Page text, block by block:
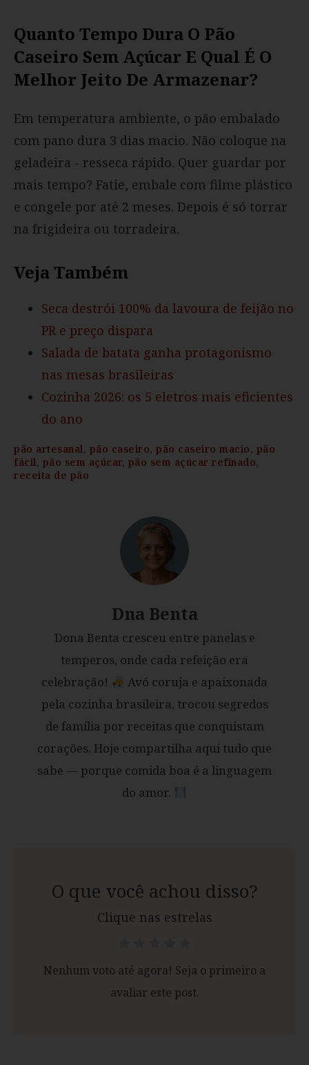
Quanto Tempo Dura O Pão
Caseiro Sem Açúcar E Qual É O
Melhor Jeito De Armazenar?
Em temperatura ambiente, o pão embalado
com pano dura 3 dias macio. Não coloque na
geladeira - resseca rápido. Quer guardar por
mais tempo? Fatie, embale com filme plástico
e congele por até 2 meses. Depois é só torrar
na frigideira ou torradeira.
Veja Também
Seca destrói 100% da lavoura de feijão no
PR e preço dispara
Salada de batata ganha protagonismo
nas mesas brasileiras
Cozinha 2026: os 5 eletros mais eficientes
do ano
pão artesanal, pão caseiro, pão caseiro macio, pão
fácil, pão sem açúcar, pão sem açúcar refinado,
receita de pão
Dna Benta
Dona Benta cresceu entre panelas e
temperos, onde cada refeição era
celebração!
Avó coruja e apaixonada
pela cozinha brasileira, trocou segredos
de família por receitas que conquistam
corações. Hoje compartilha aqui tudo que
sabe — porque comida boa é a linguagem
do amor.
O que você achou disso?
Clique nas estrelas
Nenhum voto até agora! Seja o primeiro a
avaliar este post.